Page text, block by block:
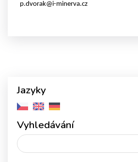
p.dvorak@i-minerva.cz
Jazyky
Vyhledávání